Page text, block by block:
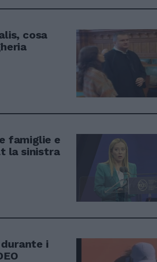
cosa
famiglie e
la sinistra
i